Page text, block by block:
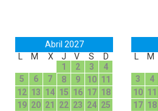
Abril 2027
L
M X J V S
D
1
2 3
4
5
6 7 8 9 10 11
12 13 14 15 16 17 18
19 20 21 22 23 24 25
L
M
3
4
10 11
17 18